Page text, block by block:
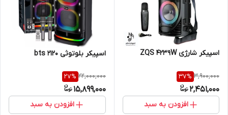
اسپیکر شارژی ZQS 4239W
3,900,000
37%
2,451,000
افزودن به سبد
اسپیکر بلوتوثی bts 2120
22,000,000
27%
15,899,000
افزودن به سبد